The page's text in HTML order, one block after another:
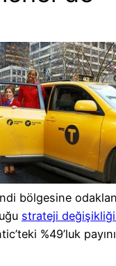
bölgesine
strateji
%49’luk